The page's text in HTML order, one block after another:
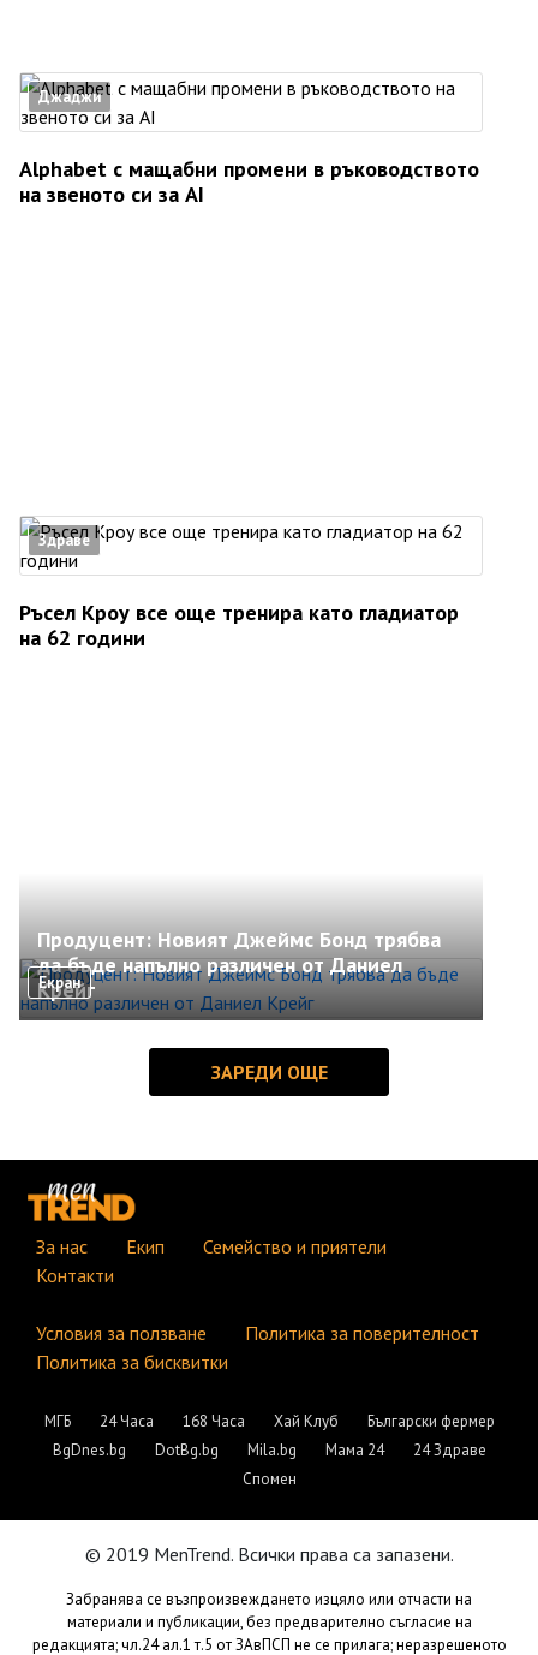
Джаджи
Alphabet с мащабни промени в ръководството
на звеното си за AI
Здраве
Ръсел Кроу все още тренира като гладиатор
на 62 години
Екран
Продуцент: Новият Джеймс Бонд трябва
да бъде напълно различен от Даниел
Крейг
За нас Екип
Семейство и приятели
Контакти
Условия за ползване
Политика за поверителност
Политика за бисквитки
МГБ 24 Часа 168 Часа Хай Клуб
Български фермер
BgDnes.bg
DotBg.bg Mila.bg Мама 24
24 Здраве
Спомен
© 2019 MenTrend. Всички права са запазени.
Забранява се възпроизвеждането изцяло или отчасти на
материали и публикации, без предварително съгласие на
редакцията; чл.24 ал.1 т.5 от ЗАвПСП не се прилага; неразрешеното